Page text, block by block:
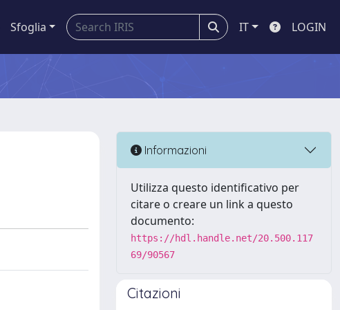
Sfoglia IT LOGIN
Informazioni
Utilizza questo identificativo per
citare o creare un link a questo
documento:
https://hdl.handle.net/20.500.117
69/90567
Citazioni